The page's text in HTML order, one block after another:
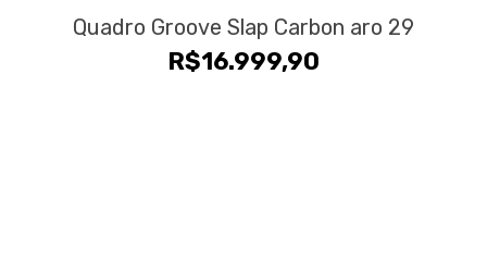
Quadro Groove Slap Carbon aro 29
R$16.999,90